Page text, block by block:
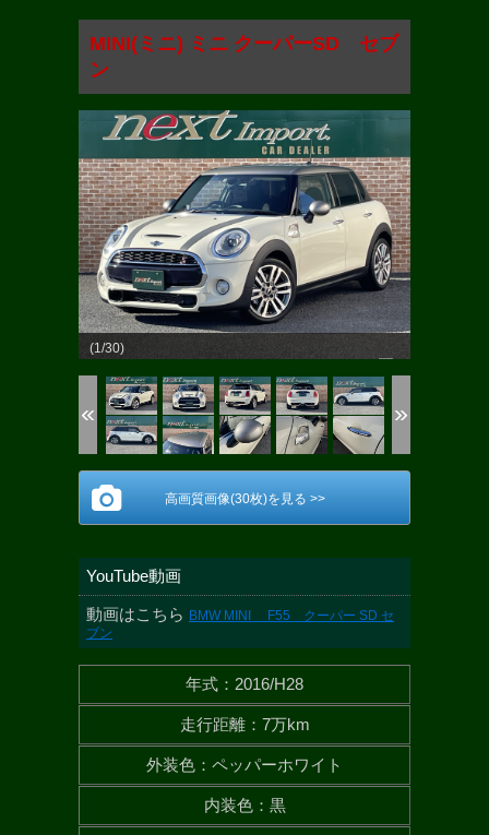
MINI(ミニ) ミニ クーパーSD セブ
ン
(1/30)
高画質画像(30枚)を見る >>
YouTube動画
動画はこちら BMW MINI F55 クーパー SD セ
ブン
年式 ： 2016/H28
走行距離： 7万km
外装色 ： ペッパーホワイト
内装色： 黒